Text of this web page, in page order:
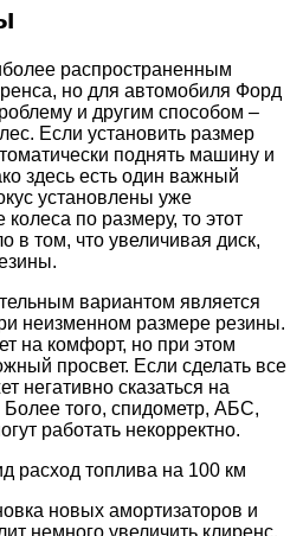
распространенным
но для автомобиля Форд
и другим способом –
Если установить размер
поднять машину и
здесь есть один важный
установлены уже
по размеру, то этот
в том, что увеличивая диск,
вариантом является
неизменном размере резины.
на комфорт, но при этом
просвет. Если сделать все
негативно сказаться на
того, спидометр, АБС,
работать некорректно.
расход топлива на 100 км
новых амортизаторов и
немного увеличить клиренс.